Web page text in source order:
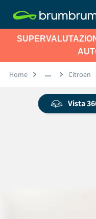
Home Citroen
Vista